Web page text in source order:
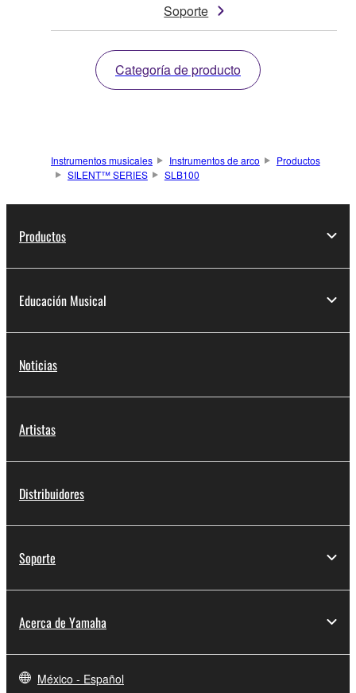
Soporte
Categoría de producto
Instrumentos musicales Instrumentos de arco
Productos
SILENT™ SERIES
SLB100
Productos
Educación Musical
Noticias
Artistas
Distribuidores
Soporte
Acerca de Yamaha
México - Español